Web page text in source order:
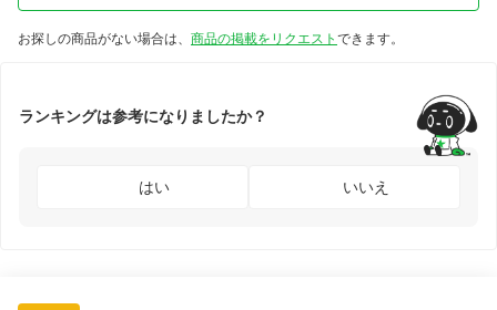
お探しの商品がない場合は、 商品の掲載をリクエスト できます。
ランキングは参考になりましたか？
はい いいえ